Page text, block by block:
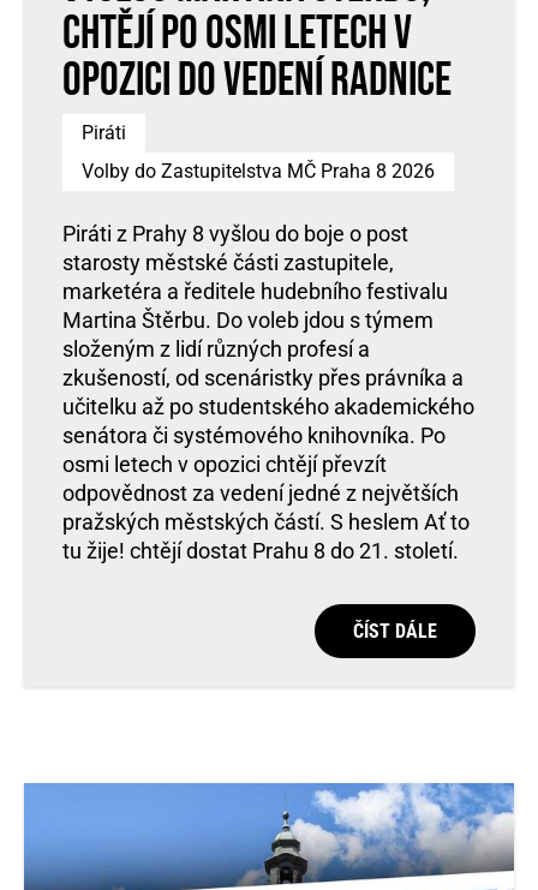
chtějí po osmi letech v
opozici do vedení radnice
Piráti
Volby do Zastupitelstva MČ Praha 8 2026
Piráti z Prahy 8 vyšlou do boje o post
starosty městské části zastupitele,
marketéra a ředitele hudebního festivalu
Martina Štěrbu. Do voleb jdou s týmem
složeným z lidí různých profesí a
zkušeností, od scenáristky přes právníka a
učitelku až po studentského akademického
senátora či systémového knihovníka. Po
osmi letech v opozici chtějí převzít
odpovědnost za vedení jedné z největších
pražských městských částí. S heslem Ať to
tu žije! chtějí dostat Prahu 8 do 21. století.
ČÍST DÁLE